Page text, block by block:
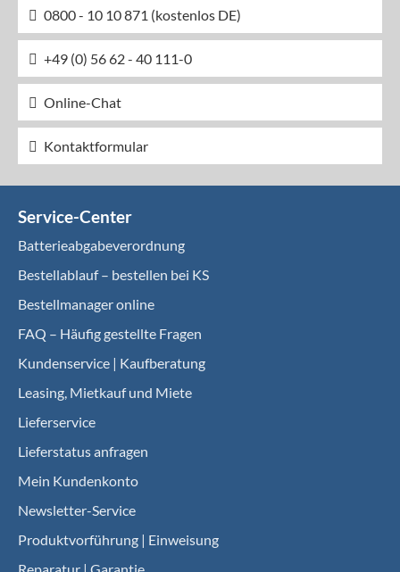
0800 - 10 10 871 (kostenlos DE)
+49 (0) 56 62 - 40 111-0
Online-Chat
Kontaktformular
Service-Center
Batterieabgabeverordnung
Bestellablauf – bestellen bei KS
Bestellmanager online
FAQ – Häufig gestellte Fragen
Kundenservice | Kaufberatung
Leasing, Mietkauf und Miete
Lieferservice
Lieferstatus anfragen
Mein Kundenkonto
Newsletter-Service
Produktvorführung | Einweisung